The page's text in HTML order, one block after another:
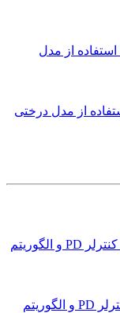
از مدل درختی
هدایت و کنترل ربات زیرآبی توسط کنترلر PD و الگوریتم